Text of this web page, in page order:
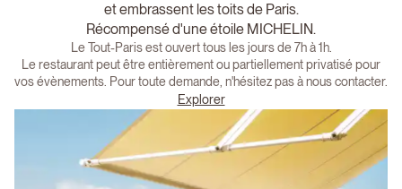
et embrassent les toits de Paris.
Récompensé d'une étoile MICHELIN.
Le Tout-Paris est ouvert tous les jours de 7h à 1h.
Le restaurant peut être entièrement ou partiellement privatisé pour
vos évènements. Pour toute demande, n'hésitez pas à nous contacter.
Explorer